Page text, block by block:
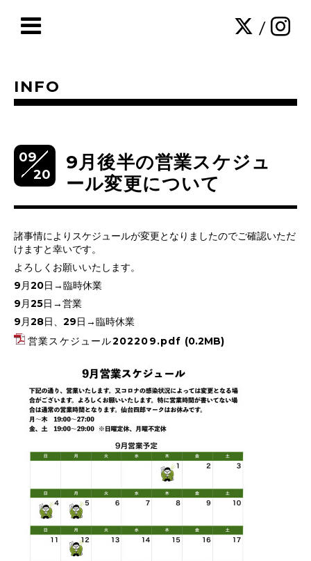
/
INFO
09
20
9月後半の営業スケジュ
ール変更について
諸事情によりスケジュールが変更となりましたのでご確認いただ
けますと幸いです。
よろしくお願いいたします。
9月20日→臨時休業
9月25日→営業
9月28日、29日→臨時休業
営業スケジュール202209.pdf (0.2MB)